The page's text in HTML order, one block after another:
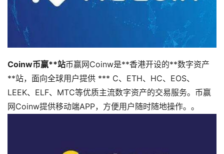
Coinw币赢**站币赢网Coinw是**香港开设的**数字资产
**站，面向全球用户提供 *** C、ETH、HC、EOS、
LEEK、ELF、MTC等优质主流数字资产的交易服务。币赢
网Coinw提供移动端APP，方便用户随时随地操作。。